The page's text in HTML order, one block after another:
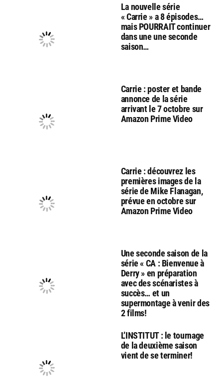
La nouvelle série
« Carrie » a 8 épisodes…
mais POURRAIT continuer
dans une une seconde
saison…
Carrie : poster et bande
annonce de la série
arrivant le 7 octobre sur
Amazon Prime Video
Carrie : découvrez les
premières images de la
série de Mike Flanagan,
prévue en octobre sur
Amazon Prime Video
Une seconde saison de la
série « CA : Bienvenue à
Derry » en préparation
avec des scénaristes à
succès… et un
supermontage à venir des
2 films!
L’INSTITUT : le tournage
de la deuxième saison
vient de se terminer!